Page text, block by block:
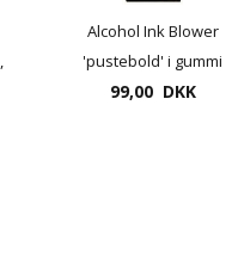
Alcohol Ink Blower
'pustebold' i gummi
(udgår - 1 stk tilbage)
99,00 DKK